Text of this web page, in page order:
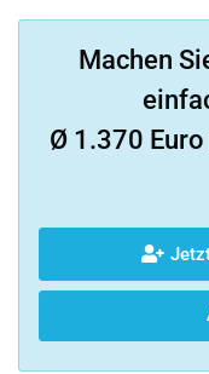
Machen
Ø 1.370